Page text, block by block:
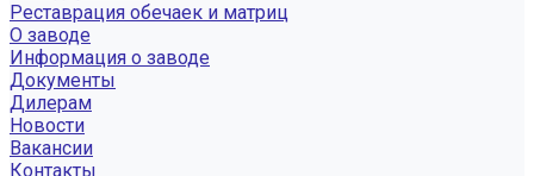
Реставрация обечаек и матриц
О заводе
Информация о заводе
Документы
Дилерам
Новости
Вакансии
Контакты